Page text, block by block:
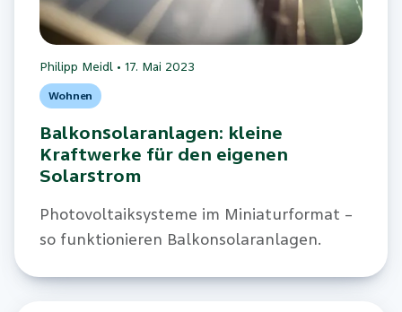
Philipp Meidl• 17. Mai 2023
Wohnen
Balkonsolaranlagen: kleine
Kraftwerke für den eigenen
Solarstrom
Photovoltaiksysteme im Miniaturformat –
so funktionieren Balkonsolaranlagen.